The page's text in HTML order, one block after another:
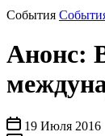
События
Анонс:
19 Июля 2016